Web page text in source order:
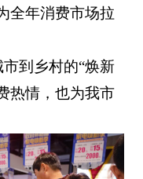
全年消费市场拉
到乡村的“焕新
热情，也为我市